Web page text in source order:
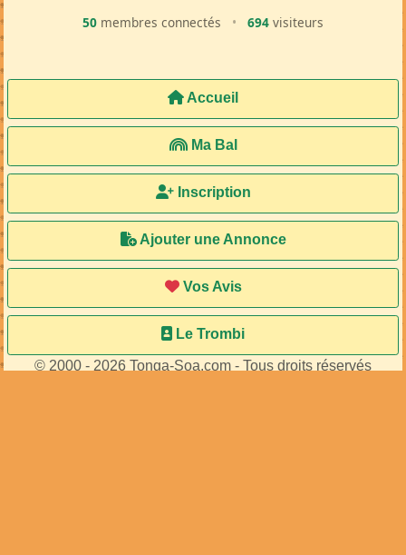
50 membres connectés • 694 visiteurs
Accueil
Ma Bal
Inscription
Ajouter une Annonce
Vos Avis
Le Trombi
© 2000 - 2026 Tonga-Soa.com - Tous droits réservés